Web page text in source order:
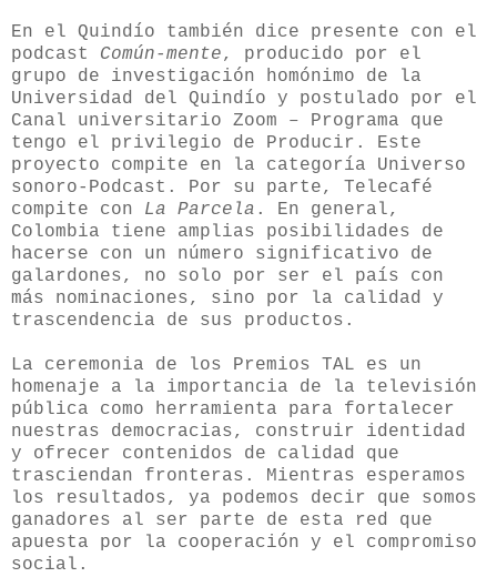
En el Quindío también dice presente con el
podcast Común-mente, producido por el
grupo de investigación homónimo de la
Universidad del Quindío y postulado por el
Canal universitario Zoom – Programa que
tengo el privilegio de Producir. Este
proyecto compite en la categoría Universo
sonoro-Podcast. Por su parte, Telecafé
compite con La Parcela . En general,
Colombia tiene amplias posibilidades de
hacerse con un número significativo de
galardones, no solo por ser el país con
más nominaciones, sino por la calidad y
trascendencia de sus productos.
La ceremonia de los Premios TAL es un
homenaje a la importancia de la televisión
pública como herramienta para fortalecer
nuestras democracias, construir identidad
y ofrecer contenidos de calidad que
trasciendan fronteras. Mientras esperamos
los resultados, ya podemos decir que somos
ganadores al ser parte de esta red que
apuesta por la cooperación y el compromiso
social.